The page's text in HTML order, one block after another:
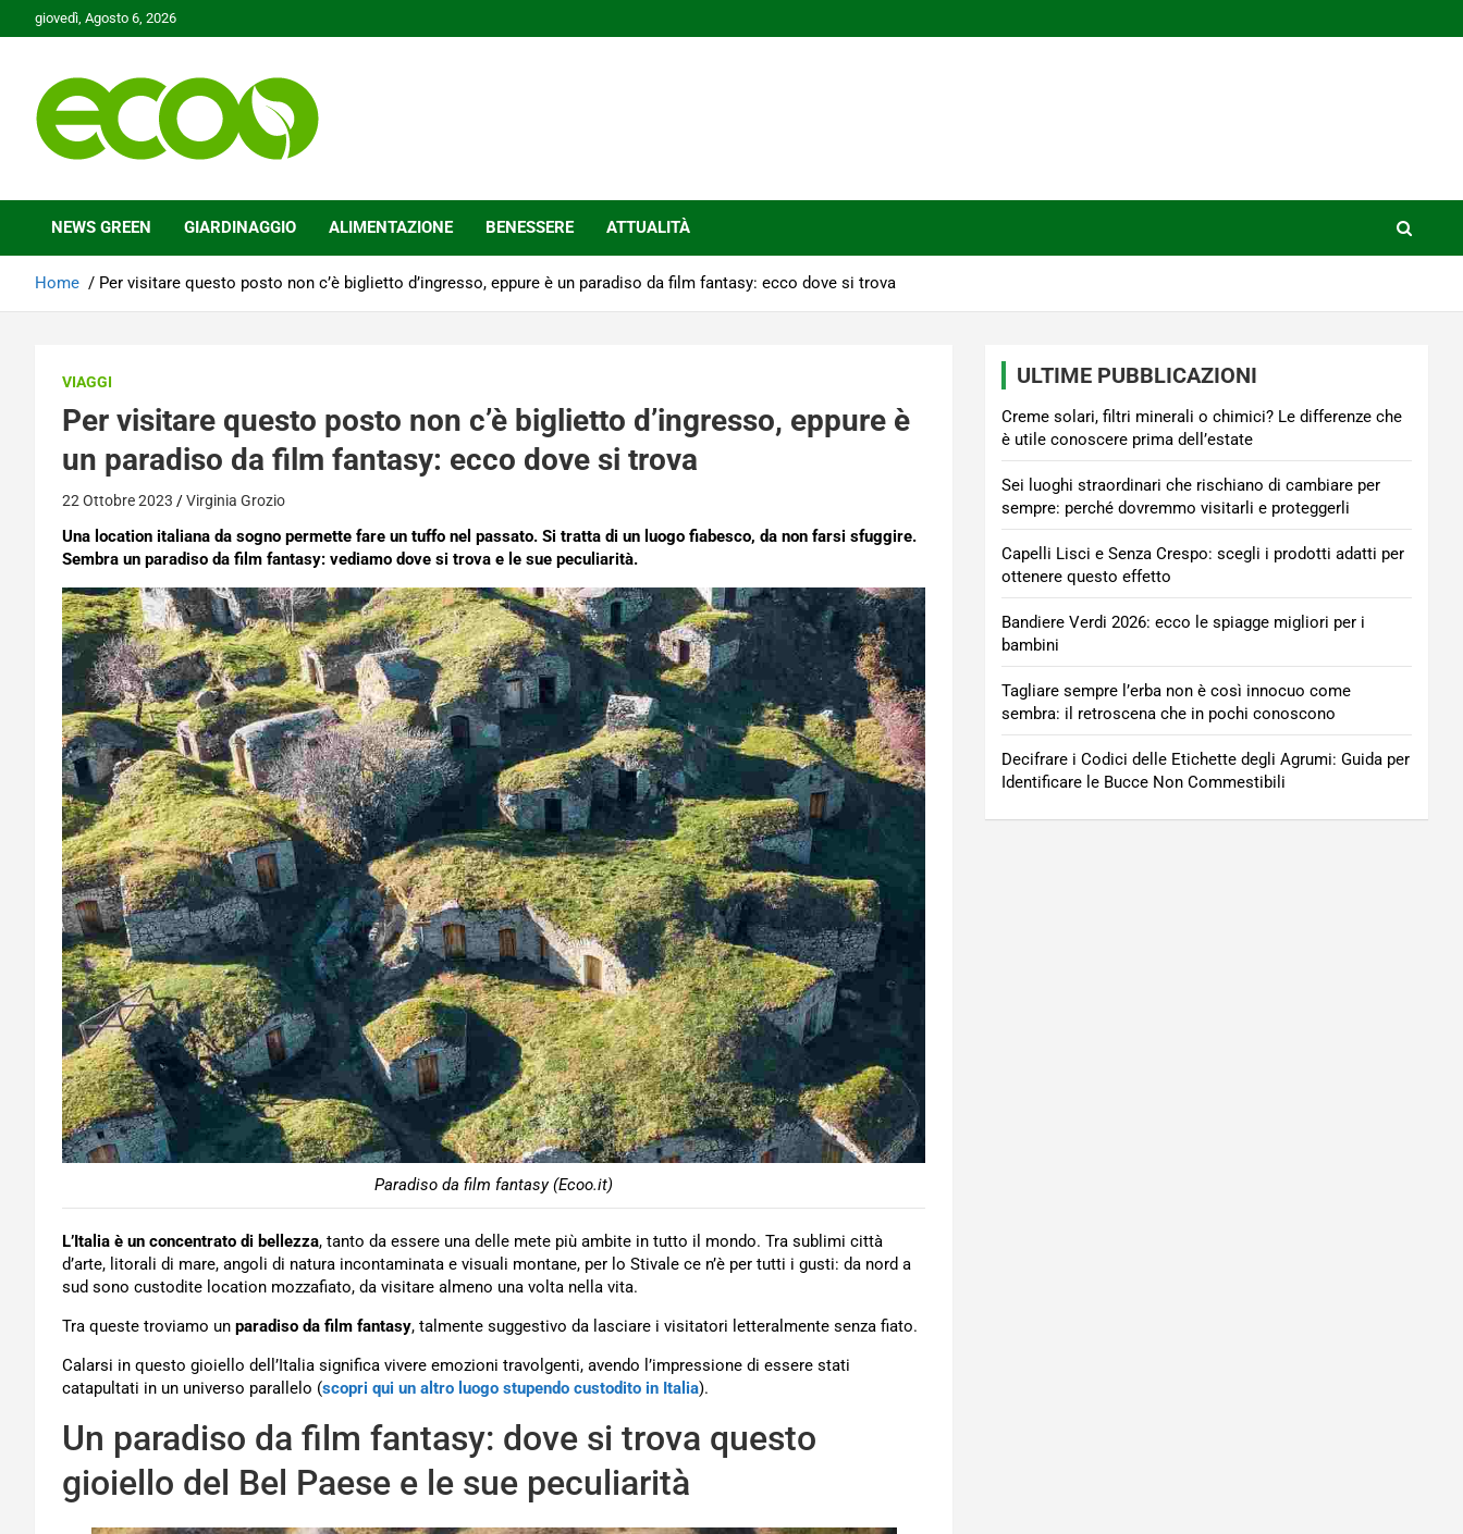
to
giovedì, Agosto 6, 2026
Ecoo.it
NEWS GREEN GIARDINAGGIO ALIMENTAZIONE BENESSERE ATTUALITÀ
Home Per visitare questo posto non c’è biglietto d’ingresso, eppure è un paradiso da film fantasy: ecco dove si trova
VIAGGI
Per visitare questo posto non c’è biglietto d’ingresso, eppure è
un paradiso da film fantasy: ecco dove si trova
22 Ottobre 2023 Virginia Grozio
Una location italiana da sogno permette fare un tuffo nel passato. Si tratta di un luogo fiabesco, da non farsi sfuggire.
Sembra un paradiso da film fantasy: vediamo dove si trova e le sue peculiarità.
Paradiso da film fantasy (Ecoo.it)
L’Italia è un concentrato di bellezza, tanto da essere una delle mete più ambite in tutto il mondo. Tra sublimi città
d’arte, litorali di mare, angoli di natura incontaminata e visuali montane, per lo Stivale ce n’è per tutti i gusti: da nord a
sud sono custodite location mozzafiato, da visitare almeno una volta nella vita.
Tra queste troviamo un paradiso da film fantasy, talmente suggestivo da lasciare i visitatori letteralmente senza fiato.
Calarsi in questo gioiello dell’Italia significa vivere emozioni travolgenti, avendo l’impressione di essere stati
catapultati in un universo parallelo (scopri qui un altro luogo stupendo custodito in Italia).
Un paradiso da film fantasy: dove si trova questo
gioiello del Bel Paese e le sue peculiarità
ULTIME PUBBLICAZIONI
Creme solari, filtri minerali o chimici? Le differenze che
è utile conoscere prima dell’estate
Sei luoghi straordinari che rischiano di cambiare per
sempre: perché dovremmo visitarli e proteggerli
Capelli Lisci e Senza Crespo: scegli i prodotti adatti per
ottenere questo effetto
Bandiere Verdi 2026: ecco le spiagge migliori per i
bambini
Tagliare sempre l’erba non è così innocuo come
sembra: il retroscena che in pochi conoscono
Decifrare i Codici delle Etichette degli Agrumi: Guida per
Identificare le Bucce Non Commestibili